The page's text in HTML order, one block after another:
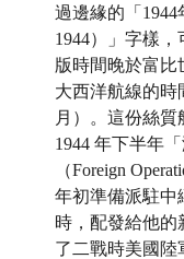
過邊緣的「1944
1944）」字樣
版時間晚於富比
大西洋航線的時
月）。這份絲
1944 年下半年
（Foreign
年初準備派駐中
時，配發給他的
了二戰時美國陸